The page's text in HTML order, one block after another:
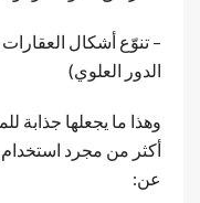
– تنوّع أشكال
الدور العلوي)
وهذا ما يجعلها جذابة
أكثر من مجرد
عن: